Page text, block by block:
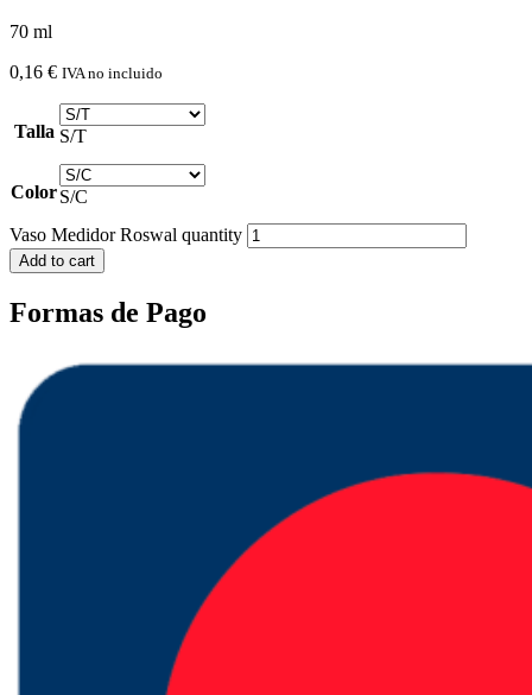
70 ml
0,16 € IVA no incluido
Talla S/T
ColorS/C
Vaso Medidor Roswal quantity
Add to cart
Formas de Pago